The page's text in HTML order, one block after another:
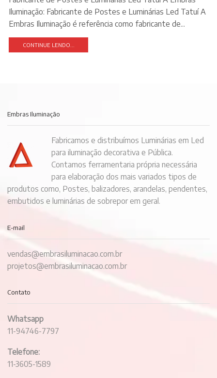
Iluminação: Fabricante de Postes e Luminárias Led Tatuí A
Embras Iluminação é referência como fabricante de...
CONTINUE LENDO...
Embras Iluminação
Fabricamos e distribuímos Luminárias em Led
para iluminação decorativa e Pública.
Contamos ferramentaria própria necessária
para elaboração dos mais variados tipos de
produtos como, Postes, balizadores, arandelas, pendentes,
embutidos e luminárias de sobrepor em geral.
E-mail
vendas@embrasiluminacao.com.br
projetos@embrasiluminacao.com.br
Contato
Whatsapp
11-94746-7797
Telefone:
11-3605-1589